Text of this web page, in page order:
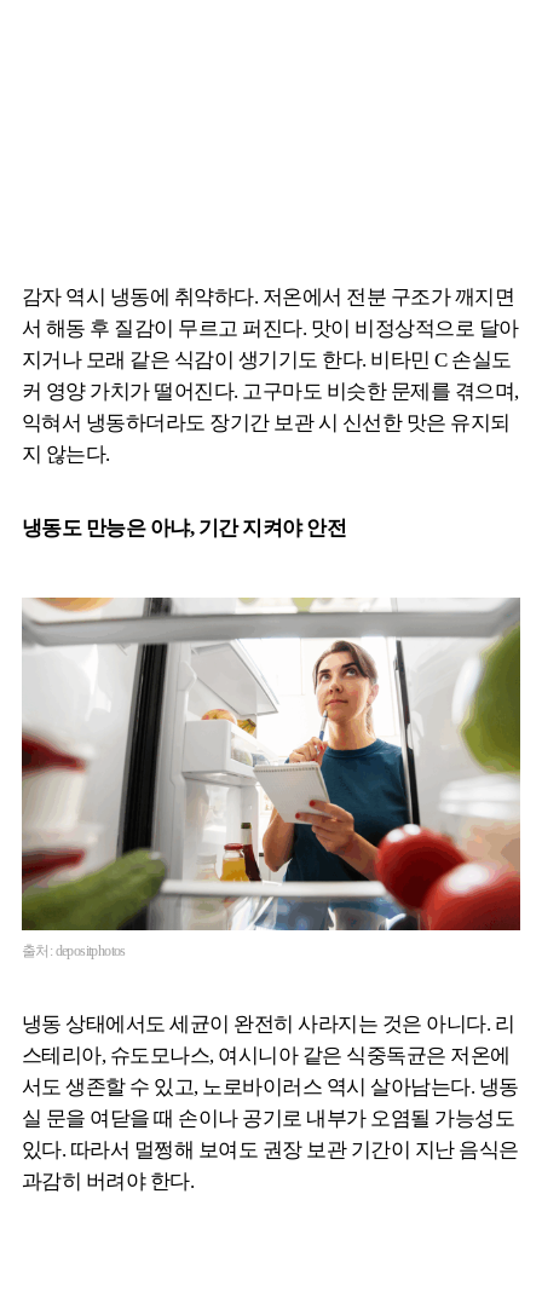
감자 역시 냉동에 취약하다. 저온에서 전분 구조가 깨지면
서 해동 후 질감이 무르고 퍼진다. 맛이 비정상적으로 달아
지거나 모래 같은 식감이 생기기도 한다. 비타민 C 손실도
커 영양 가치가 떨어진다. 고구마도 비슷한 문제를 겪으며,
익혀서 냉동하더라도 장기간 보관 시 신선한 맛은 유지되
지 않는다.
냉동도 만능은 아냐, 기간 지켜야 안전
출처: depositphotos
냉동 상태에서도 세균이 완전히 사라지는 것은 아니다. 리
스테리아, 슈도모나스, 여시니아 같은 식중독균은 저온에
서도 생존할 수 있고, 노로바이러스 역시 살아남는다. 냉동
실 문을 여닫을 때 손이나 공기로 내부가 오염될 가능성도
있다. 따라서 멀쩡해 보여도 권장 보관 기간이 지난 음식은
과감히 버려야 한다.